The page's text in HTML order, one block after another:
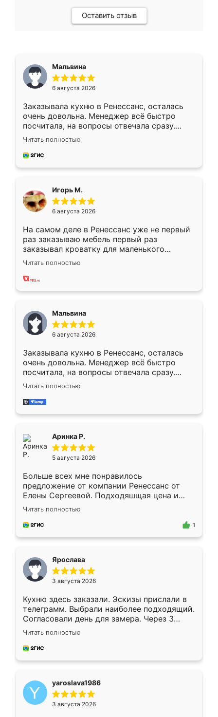
Оставить отзыв
Мальвина
6 августа 2026
Заказывала кухню в Ренессанс, осталась
очень довольна. Менеджер всё быстро
посчитала, на вопросы отвечала сразу.
Замерщик приехал в субботу, подошёл к
делу со всей ответственностью. Собрали
за день, ребята работали аккуратно, даже
Читать полностью
Игорь М.
6 августа 2026
На самом деле в Ренессанс уже не первый
раз заказываю мебель первый раз
заказывал кроватку для маленького
ребёнка при его рождении ,во второй раз
заказал шкаф-купе. По качеству очень
хорошее сборка достаточно быстрая,
меньше, здесь же он более разнообразный.
Мне нравится ,если что-то потребуется из
мебели буду заказывать только здесь.
Читать полностью
Мальвина
6 августа 2026
Заказывала кухню в Ренессанс, осталась
очень довольна. Менеджер всё быстро
посчитала, на вопросы отвечала сразу.
Замерщик приехал в субботу, подошёл к
делу со всей ответственностью. Собрали
за день, ребята работали аккуратно, даже
Читать полностью
Аринка Р.
5 августа 2026
Больше всех мне понравилось
предложение от компании Ренессанс от
Елены Сергеевой. Подходяшщая цена и
короткие сроки изготовления. Приехавший
для замера сотрудник Владислав
предложил по моему эскизу самый
Читать полностью
1
Ярослава
3 августа 2026
Кухню здесь заказали. Эскизы прислали в
телеграмм. Выбрали наиболее подходящий.
Согласовали день для замера. Через 3
недели кухня была уже готова. Остались
довольны работой. Спасибо Ренессанс
мебель за качественную работу!
Читать полностью
yaroslava1986
3 августа 2026